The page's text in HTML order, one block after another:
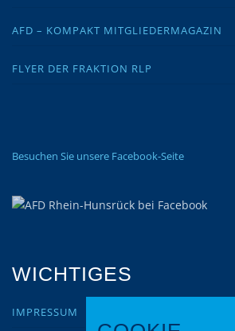
AFD – KOMPAKT MITGLIEDERMAGAZIN
FLYER DER FRAKTION RLP
Besuchen Sie unsere Facebook-Seite
WICHTIGES
IMPRESSUM